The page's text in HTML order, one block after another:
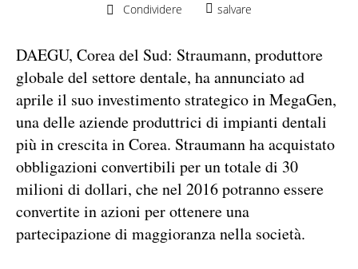
Condividere salvare
DAEGU, Corea del Sud: Straumann, produttore
globale del settore dentale, ha annunciato ad
aprile il suo investimento strategico in MegaGen,
una delle aziende produttrici di impianti dentali
più in crescita in Corea. Straumann ha acquistato
obbligazioni convertibili per un totale di 30
milioni di dollari, che nel 2016 potranno essere
convertite in azioni per ottenere una
partecipazione di maggioranza nella società.